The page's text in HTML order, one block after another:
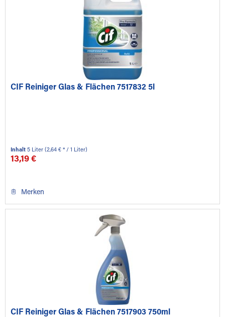
CIF Reiniger Glas & Flächen 7517832 5l
Inhalt5 Liter(2,64 € * / 1 Liter)
13,19 €
Merken
CIF Reiniger Glas & Flächen 7517903 750ml